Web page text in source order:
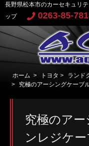
長野県松本市のカーセキュリ
ップ
0263-85-
ホーム > トヨタ > ランド
>
究極のアーシングケーブ
究極のア
ンレジケー